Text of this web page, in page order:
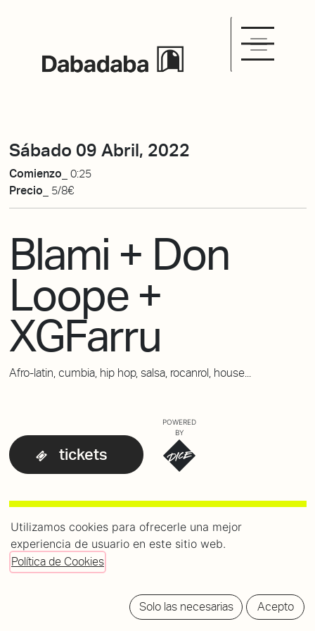
Sábado 09 Abril, 2022
Comienzo_ 0:25
Precio_ 5/8€
Blami + Don
Loope +
XGFarru
Afro-latin, cumbia, hip hop, salsa, rocanrol, house...
tickets
POWERED
BY
Utilizamos cookies para ofrecerle una mejor
experiencia de usuario en este sitio web.
Política de Cookies
Solo las necesarias Acepto